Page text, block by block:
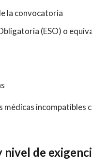
la convocatoria
(ESO) o
incompatibles
nivel de